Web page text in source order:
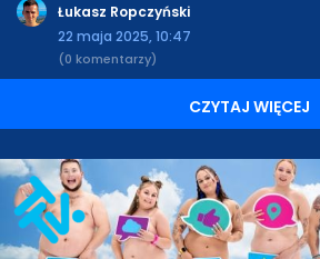
Łukasz Ropczyński
22 maja 2025, 10:47
(0 komentarzy)
CZYTAJ WIĘCEJ